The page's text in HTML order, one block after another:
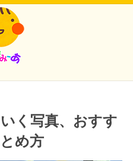
く写真、おすす
め方